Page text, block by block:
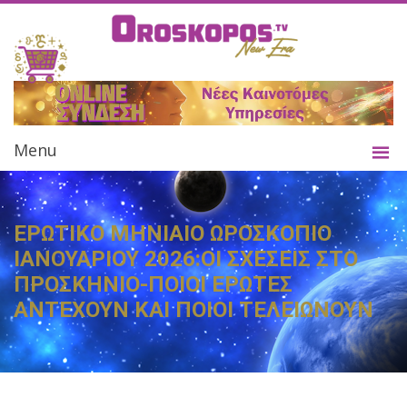
Menu
ΕΡΩΤΙΚΟ ΜΗΝΙΑΙΟ ΩΡΟΣΚΟΠΙΟ
ΙΑΝΟΥΑΡΙΟΥ 2026:ΟΙ ΣΧΕΣΕΙΣ ΣΤΟ
ΠΡΟΣΚΗΝΙΟ-ΠΟΙΟΙ ΕΡΩΤΕΣ
ΑΝΤΕΧΟΥΝ ΚΑΙ ΠΟΙΟΙ ΤΕΛΕΙΩΝΟΥΝ